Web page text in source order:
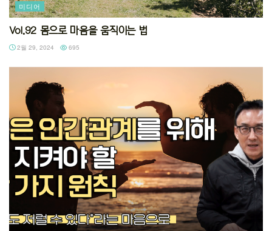
미디어
Vol.92 몸으로 마음을 움직이는 법
2월 29, 2024 695